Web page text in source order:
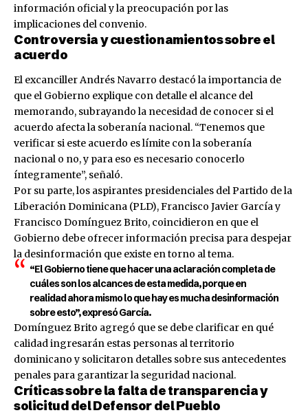
información oficial y la preocupación por las
implicaciones del convenio.
Controversia y cuestionamientos sobre el
acuerdo
El excanciller Andrés Navarro destacó la importancia de
que el Gobierno explique con detalle el alcance del
memorando, subrayando la necesidad de conocer si el
acuerdo afecta la soberanía nacional. “Tenemos que
verificar si este acuerdo es límite con la soberanía
nacional o no, y para eso es necesario conocerlo
íntegramente”, señaló.
Por su parte, los aspirantes presidenciales del Partido de la
Liberación Dominicana (PLD), Francisco Javier García y
Francisco Domínguez Brito, coincidieron en que el
Gobierno debe ofrecer información precisa para despejar
la desinformación que existe en torno al tema.
“El Gobierno tiene que hacer una aclaración completa de
cuáles son los alcances de esta medida, porque en
realidad ahora mismo lo que hay es mucha desinformación
sobre esto”, expresó García.
Domínguez Brito agregó que se debe clarificar en qué
calidad ingresarán estas personas al territorio
dominicano y solicitaron detalles sobre sus antecedentes
penales para garantizar la seguridad nacional.
Críticas sobre la falta de transparencia y
solicitud del Defensor del Pueblo